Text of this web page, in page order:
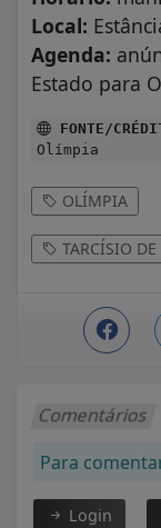
Local:
Agenda:
Estado para
FONTE/
Olímpia
OLÍMPIA
TARCÍSIO DE
Comentários
Para
Login